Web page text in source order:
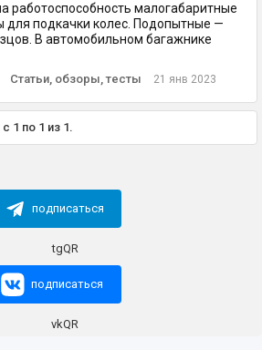
работоспособность малогабаритные
для подкачки колес. Подопытные —
В автомобильном багажнике
Статьи, обзоры, тесты 21 янв 2023
1 по 1 из 1.
подписаться
подписаться